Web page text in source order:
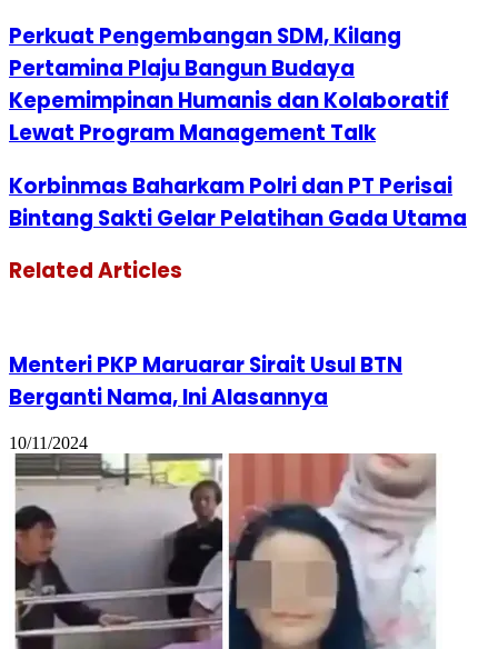
Perkuat Pengembangan SDM, Kilang
Pertamina Plaju Bangun Budaya
Kepemimpinan Humanis dan Kolaboratif
Lewat Program Management Talk
Korbinmas Baharkam Polri dan PT Perisai
Bintang Sakti Gelar Pelatihan Gada Utama
Related Articles
Menteri PKP Maruarar Sirait Usul BTN
Berganti Nama, Ini Alasannya
10/11/2024